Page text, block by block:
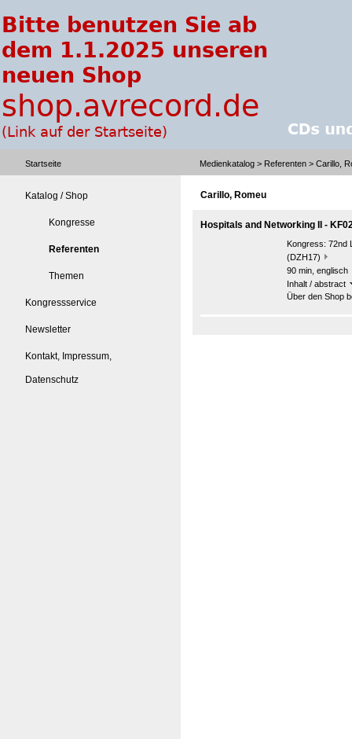
Startseite Medienkatalog > Referenten > Carillo,
Katalog / Shop
Kongresse
Referenten
Themen
Kongressservice
Newsletter
Kontakt, Impressum,
Datenschutz
Carillo, Romeu
Hospitals and Networking II -
Kongress: 72nd
(DZH17)
90 min, englisch
Inhalt / abstract
Über den Shop